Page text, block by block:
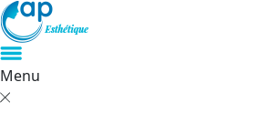
Menu